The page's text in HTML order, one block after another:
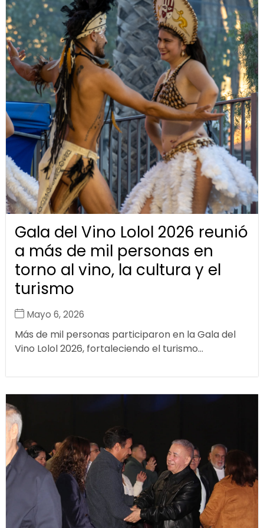
Gala del Vino Lolol 2026 reunió
a más de mil personas en
torno al vino, la cultura y el
turismo
Mayo 6, 2026
Más de mil personas participaron en la Gala del
Vino Lolol 2026, fortaleciendo el turismo...